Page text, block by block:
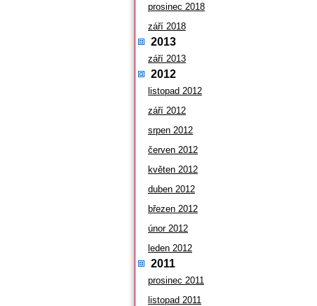
prosinec 2018
září 2018
2013
září 2013
2012
listopad 2012
září 2012
srpen 2012
červen 2012
květen 2012
duben 2012
březen 2012
únor 2012
leden 2012
2011
prosinec 2011
listopad 2011